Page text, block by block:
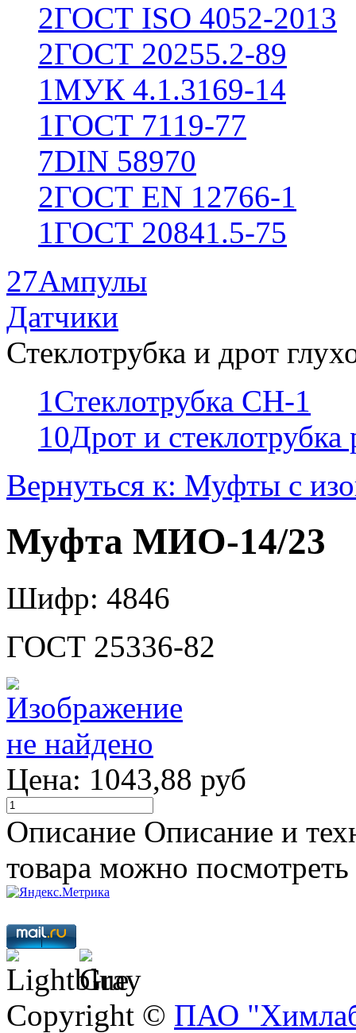
2ГОСТ ISO 4052-2013
2ГОСТ 20255.2-89
1МУК 4.1.3169-14
1ГОСТ 7119-77
7DIN 58970
2ГОСТ EN 12766-1
1ГОСТ 20841.5-75
27Ампулы
Датчики
Стеклотрубка и дрот
1Стеклотрубка СН-1
10Дрот и
Вернуться к: Муфты с
Муфта МИО-14/23
Шифр: 4846
ГОСТ 25336-82
Цена: 1043,88 руб
Описание Описание и
товара можно
Copyright © ПАО